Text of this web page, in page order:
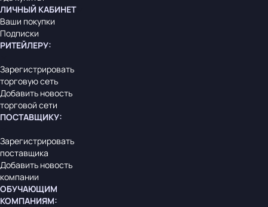
ЛИЧНЫЙ КАБИНЕТ
Ваши покупки
Подписки
РИТЕЙЛЕРУ:
Зарегистрировать
торговую сеть
Добавить новость
торговой сети
ПОСТАВЩИКУ:
Зарегистрировать
поставщика
Добавить новость
компании
ОБУЧАЮЩИМ
КОМПАНИЯМ: